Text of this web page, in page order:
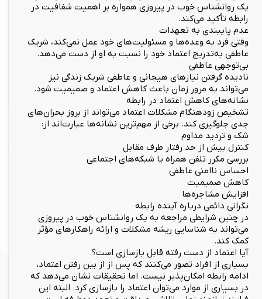
یک روانشناس خوب در پیروزی همواره بر اهمیت شفافیت در
رابطه تأکید می‌کند.
عدم پایبندی به تعهدات
وقتی فرد به وعده‌ها و مسئولیت‌های خود عمل نمی‌کند، شریک
عاطفی به‌تدریج اعتماد خود را نسبت به او از دست می‌دهد.
بی‌توجهی عاطفی
نادیده گرفتن نیازهای هیجانی و عاطفی شریک زندگی نیز
می‌تواند به مرور زمان باعث کاهش اعتماد و صمیمیت شود.
نشانه‌های کاهش اعتماد در رابطه
تشخیص زودهنگام مشکلات اعتماد می‌تواند از بروز بحران‌های
جدی جلوگیری کند. برخی از مهم‌ترین نشانه‌ها عبارت‌اند از:
شک و تردید مداوم
کنترل بیش از حد رفتار طرف مقابل
بررسی مکرر تلفن همراه یا شبکه‌های اجتماعی
احساس ناامنی عاطفی
کاهش صمیمیت
افزایش مشاجره‌ها
نگرانی دائمی درباره آینده رابطه
در چنین شرایطی مراجعه به یک روانشناس خوب در پیروزی
می‌تواند به شناسایی ریشه مشکلات و ارائه راهکارهای مؤثر
کمک کند.
آیا اعتماد از دست رفته قابل بازسازی است؟
بسیاری از افراد تصور می‌کنند که پس از از بین رفتن اعتماد،
ادامه رابطه امکان‌پذیر نیست. اما تحقیقات نشان می‌دهد که
در بسیاری از موارد می‌توان اعتماد را بازسازی کرد. البته این